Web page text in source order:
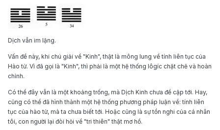
Dịch vẫn im lặng.
Vấn đề này, khi chú giải về "Kinh", thật là mông lung về tính liên tục của
Hào từ. Vì đã gọi là "Kinh", thì phải là một hệ thống lôgíc chặt chẽ và hoàn
chỉnh.
Có thể đây vẫn là một khoảng trống, mà Dịch Kinh chưa đề cập tới. Hay,
cũng có thể đã hình thành một hệ thống phương pháp luận về: tính liên
tục của hào từ, mà ta chưa biết tới. Hoặc cũng là sự tồn nghi của cá nhân
tôi, con người lại đòi hỏi về "tri thiên" thật mơ hồ.